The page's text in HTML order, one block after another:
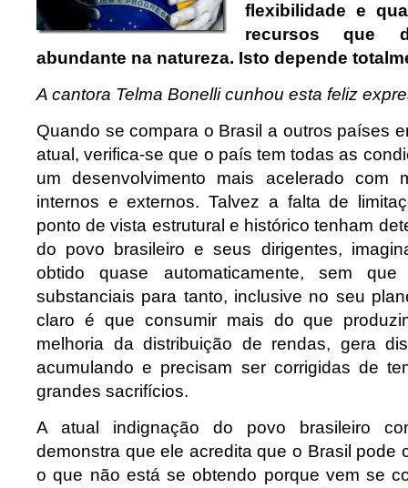
flexibilidade e
recursos que
abundante na natureza. Isto depende
A cantora Telma Bonelli cunhou esta feliz
Quando se compara o Brasil a outros países
atual, verifica-se que o país tem todas as
um desenvolvimento mais acelerado com
internos e externos. Talvez a falta de
ponto de vista estrutural e histórico tenham
do povo brasileiro e seus dirigentes,
obtido quase automaticamente, sem que
substanciais para tanto, inclusive no seu
claro é que consumir mais do que
melhoria da distribuição de rendas, gera
acumulando e precisam ser corrigidas de
grandes sacrifícios.
A atual indignação do povo brasileiro
demonstra que ele acredita que o Brasil pode
o que não está se obtendo porque vem se